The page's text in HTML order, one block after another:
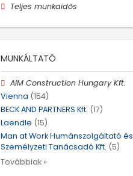
Teljes munkaidős
MUNKÁLTATÓ
AIM Construction Hungary Kft.
Vienna (154)
BECK AND PARTNERS Kft. (17)
Laendle (15)
Man at Work Humánszolgáltató és
Személyzeti Tanácsadó Kft. (5)
Továbbiak »